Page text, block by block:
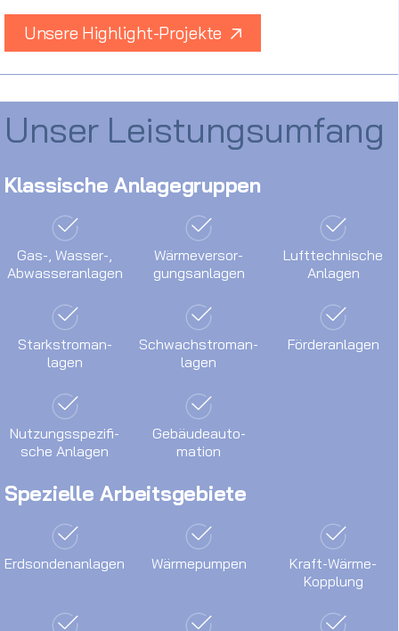
Unsere Highlight-Projekte
Unser Leistungsumfang
Klassische Anlagegruppen
Gas-, Was­ser-,
Ab­was­ser­an­lagen
Wärme­ver­sor­
gungs­an­lagen
Luft­tech­nische
An­lagen
Stark­strom­an­
lagen
Schwach­strom­an­
lagen
Förder­an­lagen
Nutzungs­spe­zi­fi­
sche An­lagen
Gebäude­auto­
mation
Spezielle Arbeitsgebiete
Erd­son­den­an­lagen Wärme­pum­pen
Kraft-Wärme-
Kopp­lung